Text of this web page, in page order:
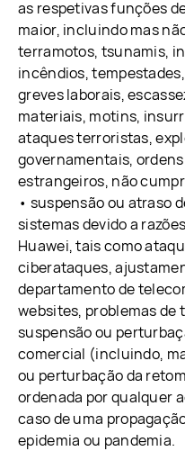
as respetivas funções
maior, incluindo mas
terramotos, tsunamis,
incêndios,
greves laborais,
materiais, motins,
ataques terroristas,
governamentais,
estrangeiros, não
• suspensão ou atraso
sistemas devido a
Huawei, tais como
ciberataques,
departamento de
websites, problemas
suspensão ou
comercial (incluindo,
ou perturbação da
ordenada por qualquer
caso de uma
epidemia ou pandemia.